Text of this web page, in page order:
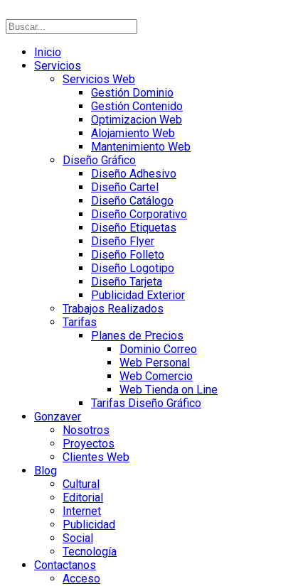
Inicio
Servicios
Servicios Web
Gestión Dominio
Gestión Contenido
Optimizacion Web
Alojamiento Web
Mantenimiento Web
Diseño Gráfico
Diseño Adhesivo
Diseño Cartel
Diseño Catálogo
Diseño Corporativo
Diseño Etiquetas
Diseño Flyer
Diseño Folleto
Diseño Logotipo
Diseño Tarjeta
Publicidad Exterior
Trabajos Realizados
Tarifas
Planes de Precios
Dominio Correo
Web Personal
Web Comercio
Web Tienda on Line
Tarifas Diseño Gráfico
Gonzaver
Nosotros
Proyectos
Clientes Web
Blog
Cultural
Editorial
Internet
Publicidad
Social
Tecnología
Contactanos
Acceso